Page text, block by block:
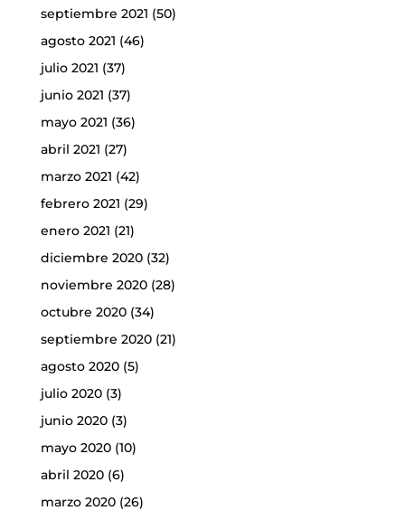
septiembre 2021 (50)
agosto 2021 (46)
julio 2021 (37)
junio 2021 (37)
mayo 2021 (36)
abril 2021 (27)
marzo 2021 (42)
febrero 2021 (29)
enero 2021 (21)
diciembre 2020(32)
noviembre 2020(28)
octubre 2020(34)
septiembre 2020(21)
agosto 2020(5)
julio 2020(3)
junio 2020(3)
mayo 2020(10)
abril 2020(6)
marzo 2020(26)